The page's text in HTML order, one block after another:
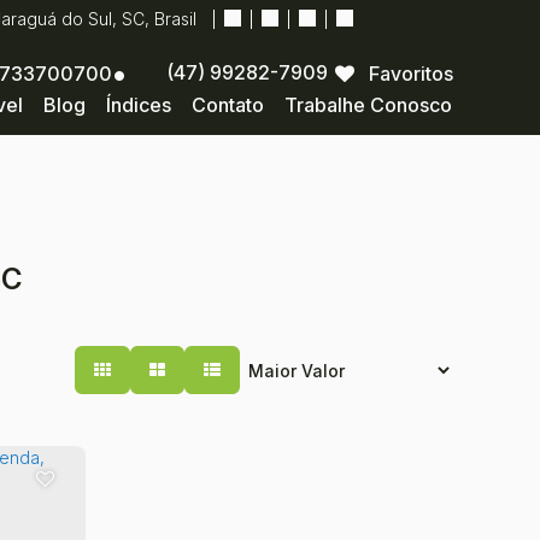
do Sul, SC, Brasil
Trabalhe Conosco
Contato
Índices
Blog
Favoritos
(47) 99282-7909